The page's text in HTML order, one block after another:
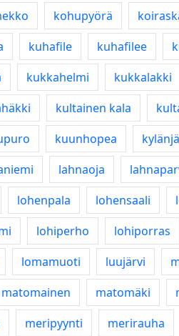
kohupyörä
kuhafile kuhafilee
kukkahelmi kukkalakki
kultainen kala
kuunhopea
lahnaoja
lohenpala lohensaali
lohiperho lohiporras
lomamuoti luujärvi
matomainen matomäki
meripyynti merirauha